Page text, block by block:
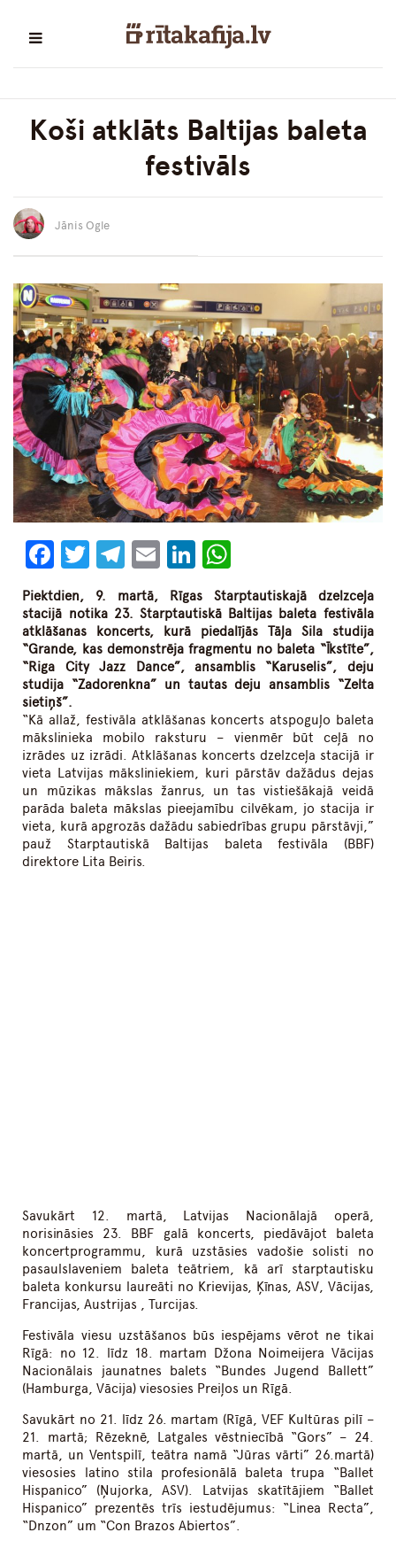
Koši atklāts Baltijas baleta
festivāls
Jānis Ogle
Facebook
Twitter
Telegram
EmailLinkedIn
Piektdien, 9. martā, Rīgas Starptautiskajā dzelzceļa
stacijā notika 23. Starptautiskā Baltijas baleta festivāla
atklāšanas koncerts, kurā piedalījās Tāļa Sila studija
“Grande, kas demonstrēja fragmentu no baleta “Īkstīte”,
“Riga City Jazz Dance”, ansamblis “Karuselis”, deju
studija “Zadorenkna” un tautas deju ansamblis “Zelta
sietiņš”.
“Kā allaž, festivāla atklāšanas koncerts atspoguļo baleta
mākslinieka mobilo raksturu – vienmēr būt ceļā no
izrādes uz izrādi. Atklāšanas koncerts dzelzceļa stacijā ir
vieta Latvijas māksliniekiem, kuri pārstāv dažādus dejas
un mūzikas mākslas žanrus, un tas vistiešākajā veidā
parāda baleta mākslas pieejamību cilvēkam, jo stacija ir
vieta, kurā apgrozās dažādu sabiedrības grupu pārstāvji,”
pauž Starptautiskā Baltijas baleta festivāla (BBF)
direktore Lita Beiris.
Savukārt 12. martā, Latvijas Nacionālajā operā,
norisināsies 23. BBF galā koncerts, piedāvājot baleta
koncertprogrammu, kurā uzstāsies vadošie solisti no
pasaulslaveniem baleta teātriem, kā arī starptautisku
baleta konkursu laureāti no Krievijas, Ķīnas, ASV, Vācijas,
Francijas, Austrijas , Turcijas.
Festivāla viesu uzstāšanos būs iespējams vērot ne tikai
Rīgā: no 12. līdz 18. martam Džona Noimeijera Vācijas
Nacionālais jaunatnes balets “Bundes Jugend Ballett”
(Hamburga, Vācija) viesosies Preiļos un Rīgā.
Savukārt no 21. līdz 26. martam (Rīgā, VEF Kultūras pilī –
21. martā; Rēzeknē, Latgales vēstniecībā “Gors” – 24.
martā, un Ventspilī, teātra namā “Jūras vārti” 26.martā)
viesosies latino stila profesionālā baleta trupa “Ballet
Hispanico” (Ņujorka, ASV). Latvijas skatītājiem “Ballet
Hispanico” prezentēs trīs iestudējumus: “Linea Recta”,
“Dnzon” um “Con Brazos Abiertos”.